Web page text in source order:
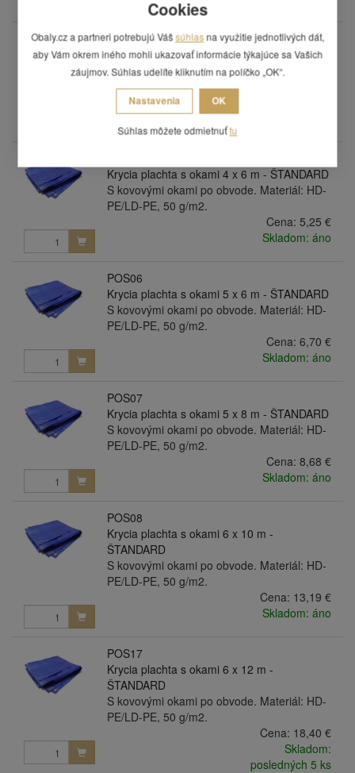
POS04
Krycia plachta s okami 4 x 5 m - ŠTANDARD
S kovovými okami po obvode. Materiál: HD-
PE/LD-PE, 50 g/m2.
Krycia plachta s okami 4 x 6 m - ŠTANDARD
S kovovými okami po obvode. Materiál: HD-
PE/LD-PE, 50 g/m2.
Cena: 5,25 €
Skladom: áno
POS06
Krycia plachta s okami 5 x 6 m - ŠTANDARD
S kovovými okami po obvode. Materiál: HD-
PE/LD-PE, 50 g/m2.
Cena: 6,70 €
Skladom: áno
POS07
Krycia plachta s okami 5 x 8 m - ŠTANDARD
S kovovými okami po obvode. Materiál: HD-
PE/LD-PE, 50 g/m2.
Cena: 8,68 €
Skladom: áno
POS08
Krycia plachta s okami 6 x 10 m -
ŠTANDARD
S kovovými okami po obvode. Materiál: HD-
PE/LD-PE, 50 g/m2.
Cena: 13,19 €
Skladom: áno
POS17
Krycia plachta s okami 6 x 12 m -
ŠTANDARD
S kovovými okami po obvode. Materiál: HD-
PE/LD-PE, 50 g/m2.
Cena: 18,40 €
Skladom:
posledných 5 ks
Cookies
Obaly.cz a partneri potrebujú Vášsúhlas na využitie jednotlivých dát,
aby Vám okrem iného mohli ukazovať informácie týkajúce sa Vašich
záujmov. Súhlas udelíte kliknutím na políčko „OK“.
Nastavenia OK
Súhlas môžete odmietnuťtu